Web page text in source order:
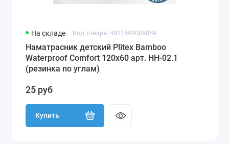
На складе Код товара: 4811599005859
Наматрасник детский Plitex Bamboo
Waterproof Comfort 120х60 арт. НН-02.1
(резинка по углам)
25 руб
Купить